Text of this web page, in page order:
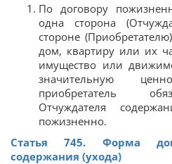
По договору
одна сторона
стороне
дом, квартиру или их
имущество или
значительную
приобретатель
Отчуждателя
пожизненно.
Статья 745. Форма
содержания (ухода)